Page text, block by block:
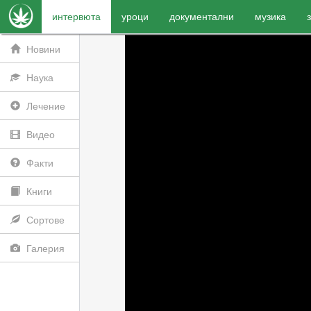
интервюта уроци документални музика
Новини
Наука
Лечение
Видео
Факти
Книги
Сортове
Галерия